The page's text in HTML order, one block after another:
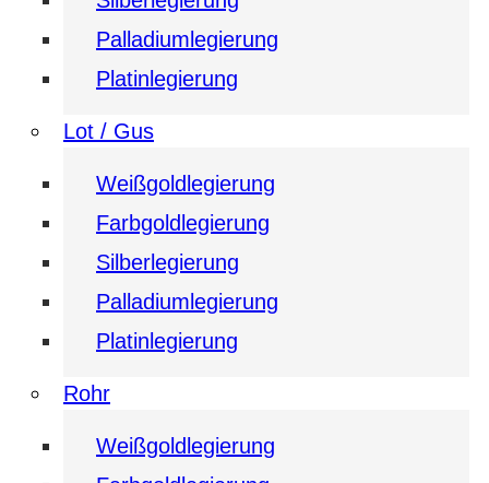
Palladiumlegierung
Platinlegierung
Lot / Gus
Weißgoldlegierung
Farbgoldlegierung
Silberlegierung
Palladiumlegierung
Platinlegierung
Rohr
Weißgoldlegierung